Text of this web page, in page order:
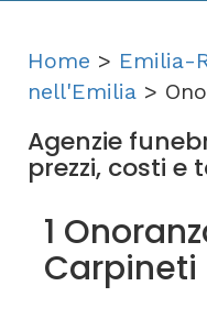
Home > Emilia-
nell'Emilia >
Agenzie
prezzi, costi e
1
Carpineti